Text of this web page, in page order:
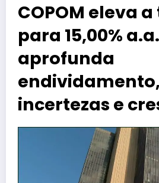
COPOM eleva
para 15,00%
aprofunda
endividamento,
incertezas e